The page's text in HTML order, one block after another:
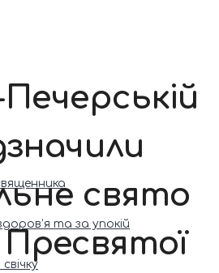
та за упокій
свято
Пресвятої